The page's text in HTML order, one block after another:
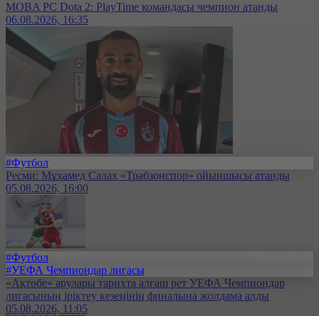
MOBA PC Dota 2: PlayTime командасы чемпион атанды
06.08.2026, 16:35
#Футбол
Ресми: Мұхамед Салах «Трабзонспор» ойыншысы атанды
05.08.2026, 16:00
#Футбол
#УЕФА Чемпиондар лигасы
«Ақтөбе» арулары тарихта алғаш рет УЕФА Чемпиондар
лигасының іріктеу кезеңінің финалына жолдама алды
05.08.2026, 11:05